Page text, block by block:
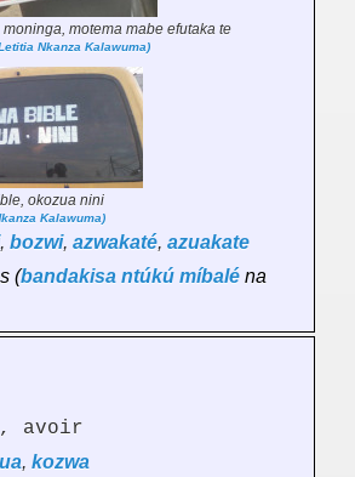
motema mabe efutaka te
Nkanza Kalawuma)
okozua nini
Kalawuma)
, bozwi, azwakaté, azuakate
(bandakisa ntúkú míbalé na
avoir
, kozwa